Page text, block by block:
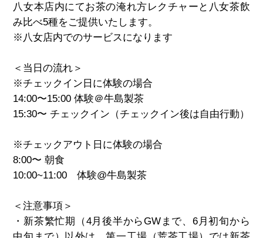
八女本店内にてお茶の淹れ方レクチャーと八女茶飲
み比べ5種をご提供いたします。
※ 八女店内でのサービスになります
＜当日の流れ＞
※チェックイン日に体験の場合
14:00〜15:00体験＠牛島製茶
15:30〜 チェックイン（チェックイン後は自由行動）
※チェックアウト日に体験の場合
8:00〜 朝食
10:00~11:00 体験@牛島製茶
＜注意事項＞
・新茶繁忙期（4月後半からGWまで、 6月初旬から